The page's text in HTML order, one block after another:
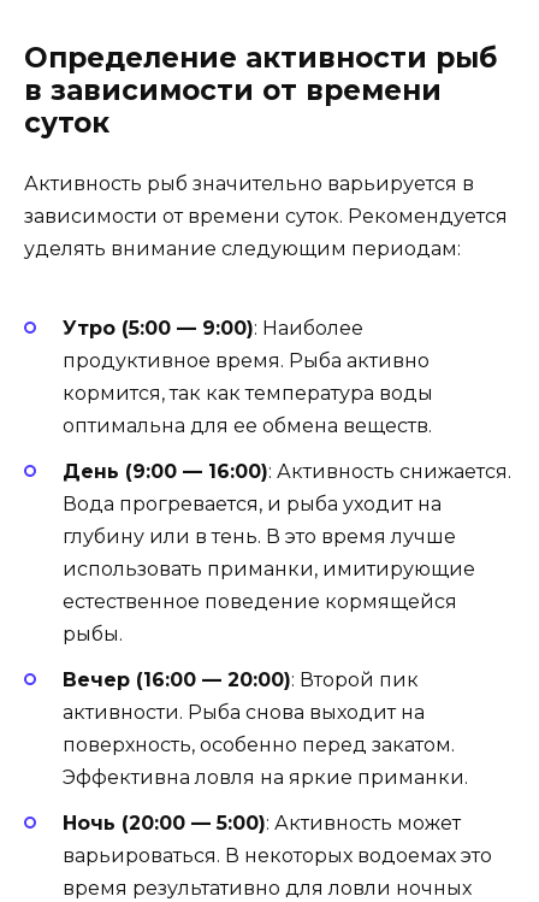
Определение активности рыб
в зависимости от времени
суток
Активность рыб значительно варьируется в
зависимости от времени суток. Рекомендуется
уделять внимание следующим периодам:
Утро (5:00 — 9:00): Наиболее
продуктивное время. Рыба активно
кормится, так как температура воды
оптимальна для ее обмена веществ.
День (9:00 — 16:00): Активность снижается.
Вода прогревается, и рыба уходит на
глубину или в тень. В это время лучше
использовать приманки, имитирующие
естественное поведение кормящейся
рыбы.
Вечер (16:00 — 20:00): Второй пик
активности. Рыба снова выходит на
поверхность, особенно перед закатом.
Эффективна ловля на яркие приманки.
Ночь (20:00 — 5:00): Активность может
варьироваться. В некоторых водоемах это
время результативно для ловли ночных